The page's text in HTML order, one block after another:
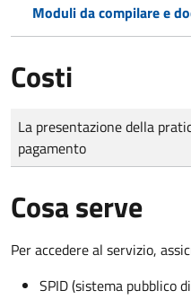
Moduli da compilare e
Costi
Tipo di pagamento
Importo
La presentazione della
pagamento
Cosa serve
Per accedere al servizio,
SPID (sistema pubblico